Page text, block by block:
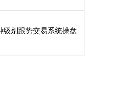
级别跟势交易系统操盘